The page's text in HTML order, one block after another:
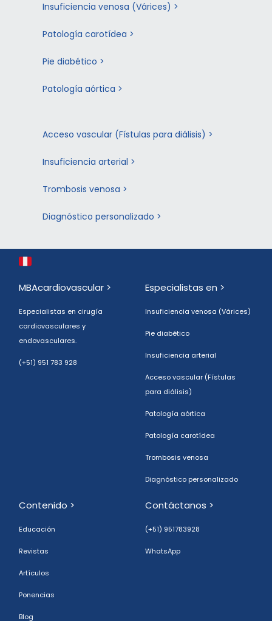
Insuficiencia venosa (Várices) >
Patología carotídea >
Pie diabético >
Patología aórtica >
Acceso vascular (Fístulas para diálisis) >
Insuficiencia arterial >
Trombosis venosa >
Diagnóstico personalizado >
MBAcardiovascular >
Especialistas en cirugía
cardiovasculares y
endovasculares.
(+51) 951 783 928
Especialistas en >
Insuficiencia venosa (Várices)
Pie diabético
Insuficiencia arterial
Acceso vascular (Fístulas
para diálisis)
Patología aórtica
Patología carotídea
Trombosis venosa
Diagnóstico personalizado
Contenido >
Educación
Revistas
Artículos
Ponencias
Blog
Contáctanos >
(+51) 951783928
WhatsApp